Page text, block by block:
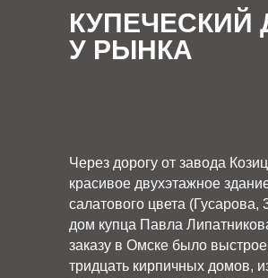
КУПЕЧЕСКИЙ
У РЫНКА
Через дорогу от завода
красивое двухэтажное
салатового цвета (Гусарова,
дом купца Павла
заказу в Омске было
тридцать кирпичных домов,